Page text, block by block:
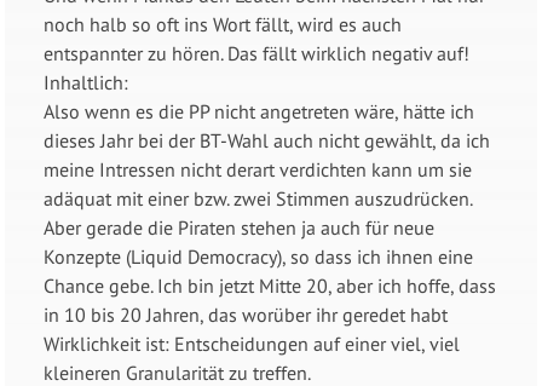
noch halb so oft ins Wort fällt, wird es auch
entspannter zu hören. Das fällt wirklich negativ auf!
Inhaltlich:
Also wenn es die PP nicht angetreten wäre, hätte ich
dieses Jahr bei der BT-Wahl auch nicht gewählt, da ich
meine Intressen nicht derart verdichten kann um sie
adäquat mit einer bzw. zwei Stimmen auszudrücken.
Aber gerade die Piraten stehen ja auch für neue
Konzepte (Liquid Democracy), so dass ich ihnen eine
Chance gebe. Ich bin jetzt Mitte 20, aber ich hoffe, dass
in 10 bis 20 Jahren, das worüber ihr geredet habt
Wirklichkeit ist: Entscheidungen auf einer viel, viel
kleineren Granularität zu treffen.